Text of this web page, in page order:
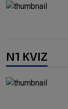
N1 KVIZ